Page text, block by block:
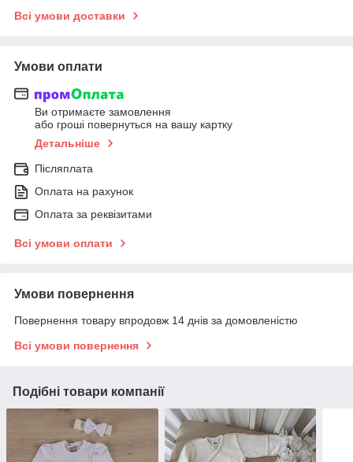
Всі умови доставки
Умови оплати
Ви отримаєте замовлення
або гроші повернуться на вашу картку
Детальніше
Післяплата
Оплата на рахунок
Оплата за реквізитами
Всі умови оплати
Умови повернення
Повернення товару впродовж 14 днів за домовленістю
Всі умови повернення
Подібні товари компанії